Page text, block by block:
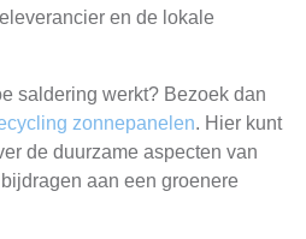
en de lokale
saldering werkt? Bezoek dan
zonnepanelen. Hier kunt
de duurzame aspecten van
aan een groenere